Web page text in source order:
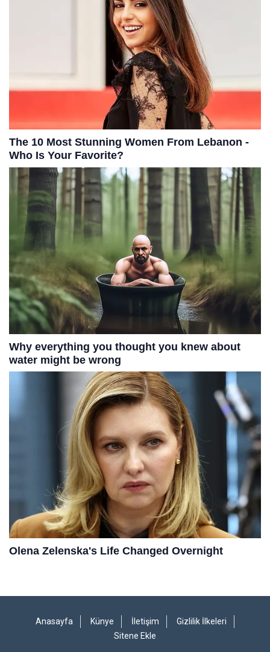
Anasayfa Künye İletişim
Gizlilik İlkeleri
Sitene Ekle